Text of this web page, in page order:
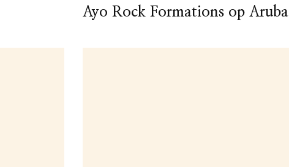
Ayo Rock Formations op Aruba